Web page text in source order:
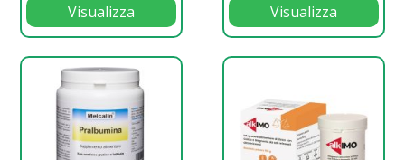
Visualizza Visualizza